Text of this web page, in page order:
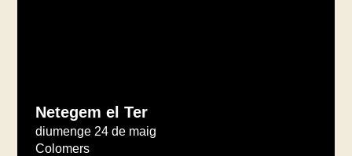
Netegem el Ter
diumenge 24 de maig
Colomers